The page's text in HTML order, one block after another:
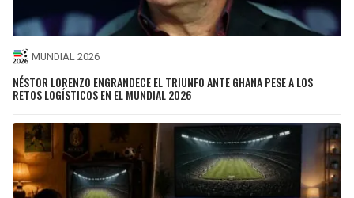
MUNDIAL 2026
NÉSTOR LORENZO ENGRANDECE EL TRIUNFO ANTE GHANA PESE A LOS
RETOS LOGÍSTICOS EN EL MUNDIAL 2026